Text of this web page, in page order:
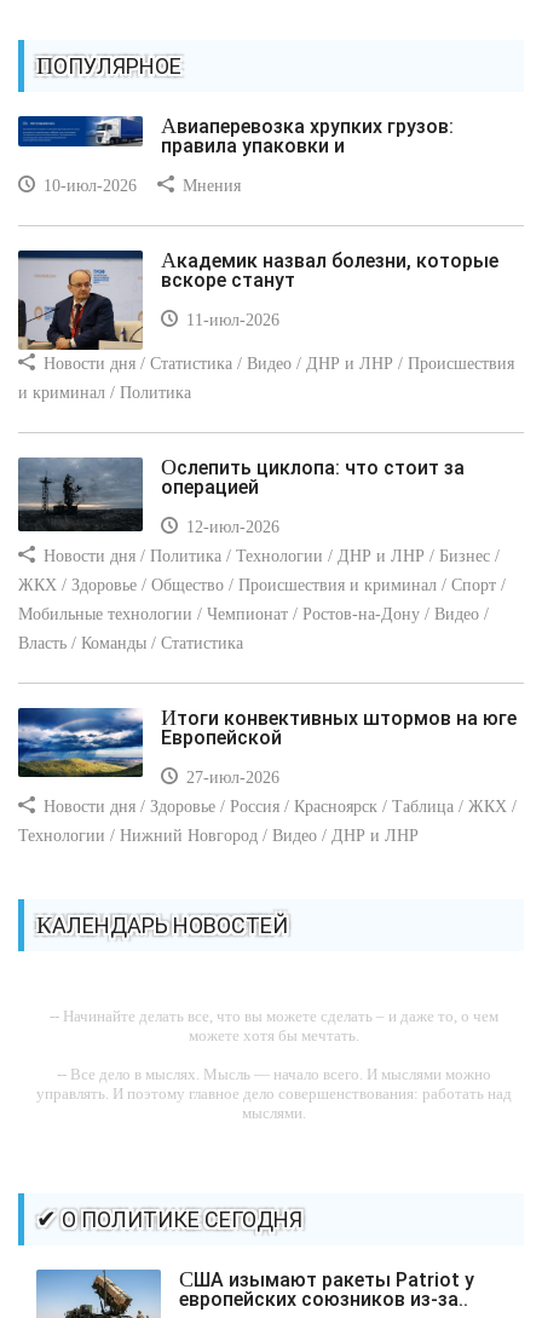
ПОПУЛЯРНОЕ
Авиаперевозка хрупких грузов:
правила упаковки и
10-июл-2026 Мнения
Академик назвал болезни, которые
вскоре станут
11-июл-2026
Новости дня / Статистика / Видео / ДНР и ЛНР / Происшествия
и криминал / Политика
Ослепить циклопа: что стоит за
операцией
12-июл-2026
Новости дня / Политика / Технологии / ДНР и ЛНР / Бизнес /
ЖКХ / Здоровье / Общество / Происшествия и криминал / Спорт /
Мобильные технологии / Чемпионат / Ростов-на-Дону / Видео /
Власть / Команды / Статистика
Итоги конвективных штормов на юге
Европейской
27-июл-2026
Новости дня / Здоровье / Россия / Красноярск / Таблица / ЖКХ /
Технологии / Нижний Новгород / Видео / ДНР и ЛНР
КАЛЕНДАРЬ НОВОСТЕЙ
-- Начинайте делать все, что вы можете сделать – и даже то, о чем
можете хотя бы мечтать.
-- Все дело в мыслях. Мысль — начало всего. И мыслями можно
управлять. И поэтому главное дело совершенствования: работать над
мыслями.
-- Самое большое богатство — это ум. Самая большая нищета —
глупость. Из всех страхов самый пугающий — самолюбование.
-- Лучшее, что можно сделать с хорошим советом, это пропустить его
мимо ушей. Он никогда не бывает полезен никому, кроме того, кто его
дал.
✔ О ПОЛИТИКЕ СЕГОДНЯ
США изымают ракеты Patriot у
европейских союзников из-за..